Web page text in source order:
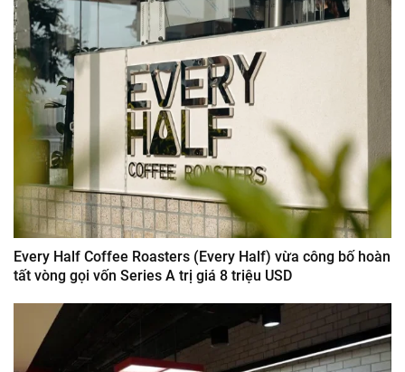
Every Half Coffee Roasters (Every Half) vừa công bố hoàn
tất vòng gọi vốn Series A trị giá 8 triệu USD